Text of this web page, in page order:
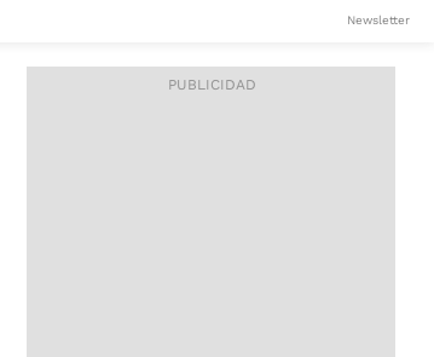
ACCESO FULL - $1.800/MES
Newsletter